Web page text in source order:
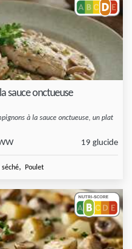
sauce onctueuse
à la sauce onctueuse, un plat
19 glucide
séché, Poulet